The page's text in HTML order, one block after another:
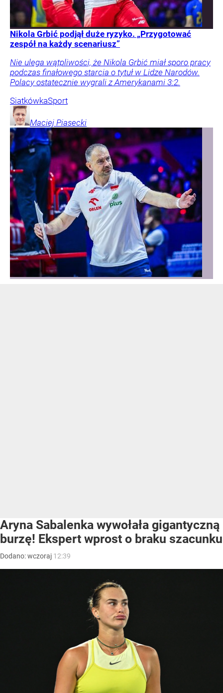
Nikola Grbić podjął duże ryzyko. „Przygotować
zespół na każdy scenariusz”
Nie ulega wątpliwości, że Nikola Grbić miał sporo pracy
podczas finałowego starcia o tytuł w Lidze Narodów.
Polacy ostatecznie wygrali z Amerykanami 3:2.
SiatkówkaSport
Maciej Piasecki
Aryna Sabalenka wywołała gigantyczną
burzę! Ekspert wprost o braku szacunku
Dodano:wczoraj 12:39